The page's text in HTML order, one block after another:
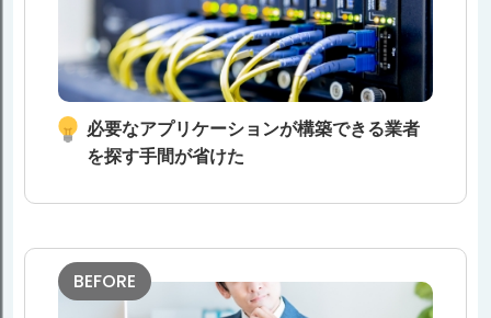
必要なアプリケーションが構築できる業者
を探す⼿間が省けた
BEFORE